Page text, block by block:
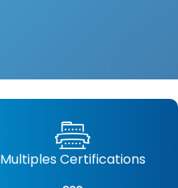
Multiples Certifications